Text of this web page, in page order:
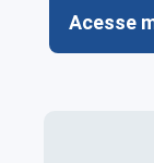
Acesse